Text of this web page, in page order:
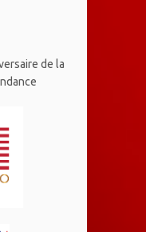
de la